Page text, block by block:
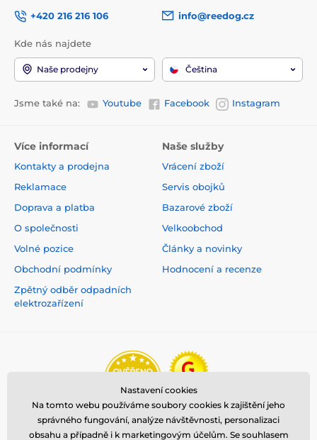
+420 216 216 106
info@reedog.cz
Kde nás najdete
Naše prodejny Čeština
Jsme také na: Youtube Facebook Instagram
Více informací
Kontakty a prodejna
Reklamace
Doprava a platba
O společnosti
Volné pozice
Obchodní podmínky
Zpětný odběr odpadních
elektrozařízení
Naše služby
Vrácení zboží
Servis obojků
Bazarové zboží
Velkoobchod
Články a novinky
Hodnocení a recenze
Nastavení cookies
Na tomto webu používáme soubory cookies k zajištění jeho
správného fungování, analýze návštěvnosti, personalizaci
obsahu a případně i k marketingovým účelům. Se souhlasem